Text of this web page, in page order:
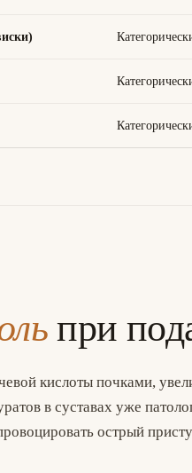
при
кислоты почками,
в суставах уже
острый